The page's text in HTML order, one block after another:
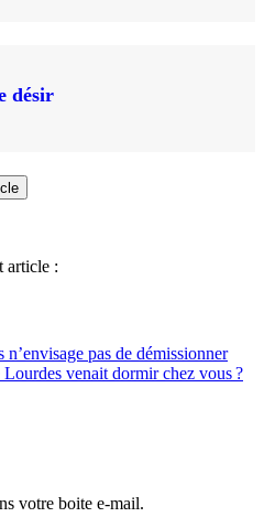
désir
article :
n’envisage pas de démissionner
venait dormir chez vous ?
votre boite e-mail.